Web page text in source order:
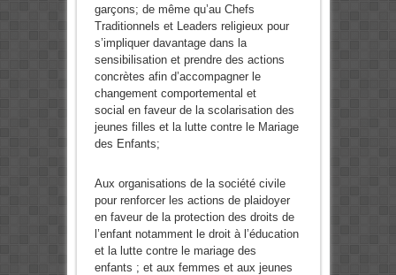
garçons; de même qu’au Chefs
Traditionnels et Leaders religieux pour
s’impliquer davantage dans la
sensibilisation et prendre des actions
concrètes afin d’accompagner le
changement comportemental et
social en faveur de la scolarisation des
jeunes filles et la lutte contre le Mariage
des Enfants;
Aux organisations de la société civile
pour renforcer les actions de plaidoyer
en faveur de la protection des droits de
l’enfant notamment le droit à l’éducation
et la lutte contre le mariage des
enfants ; et aux femmes et aux jeunes